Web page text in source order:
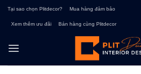
Bỏ
dung
Tại sao chọn Plitdecor? Mua hàng đảm bảo
Xem thêm ưu đãi Bán hàng cùng Plitdecor